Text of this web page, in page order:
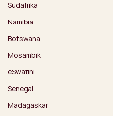
Südafrika
Namibia
Botswana
Mosambik
eSwatini
Senegal
Madagaskar